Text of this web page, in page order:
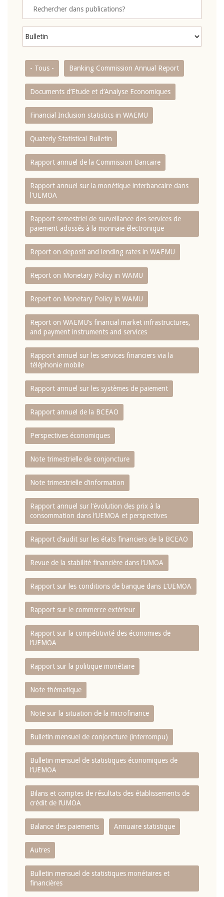
- Tous - Banking Commission Annual Report
Documents d’Etude et d’Analyse Economiques
Financial Inclusion statistics in WAEMU
Quaterly Statistical Bulletin
Rapport annuel de la Commission Bancaire
Rapport annuel sur la monétique interbancaire dans
l'UEMOA
Rapport semestriel de surveillance des services de
paiement adossés à la monnaie électronique
Report on deposit and lending rates in WAEMU
Report on Monetary Policy in WAMU
Report on Monetary Policy in WAMU
Report on WAEMU’s financial market infrastructures,
and payment instruments and services
Rapport annuel sur les services financiers via la
téléphonie mobile
Rapport annuel sur les systèmes de paiement
Rapport annuel de la BCEAO
Perspectives économiques
Note trimestrielle de conjoncture
Note trimestrielle d‘information
Rapport annuel sur l‘évolution des prix à la
consommation dans l‘UEMOA et perspectives
Rapport d‘audit sur les états financiers de la BCEAO
Revue de la stabilité financière dans l‘UMOA
Rapport sur les conditions de banque dans L‘UEMOA
Rapport sur le commerce extérieur
Rapport sur la compétitivité des économies de
l‘UEMOA
Rapport sur la politique monétaire
Note thématique
Note sur la situation de la microfinance
Bulletin mensuel de conjoncture (interrompu)
Bulletin mensuel de statistiques économiques de
l‘UEMOA
Bilans et comptes de résultats des établissements de
crédit de l‘UMOA
Balance des paiements Annuaire statistique
Autres
Bulletin mensuel de statistiques monétaires et
financières